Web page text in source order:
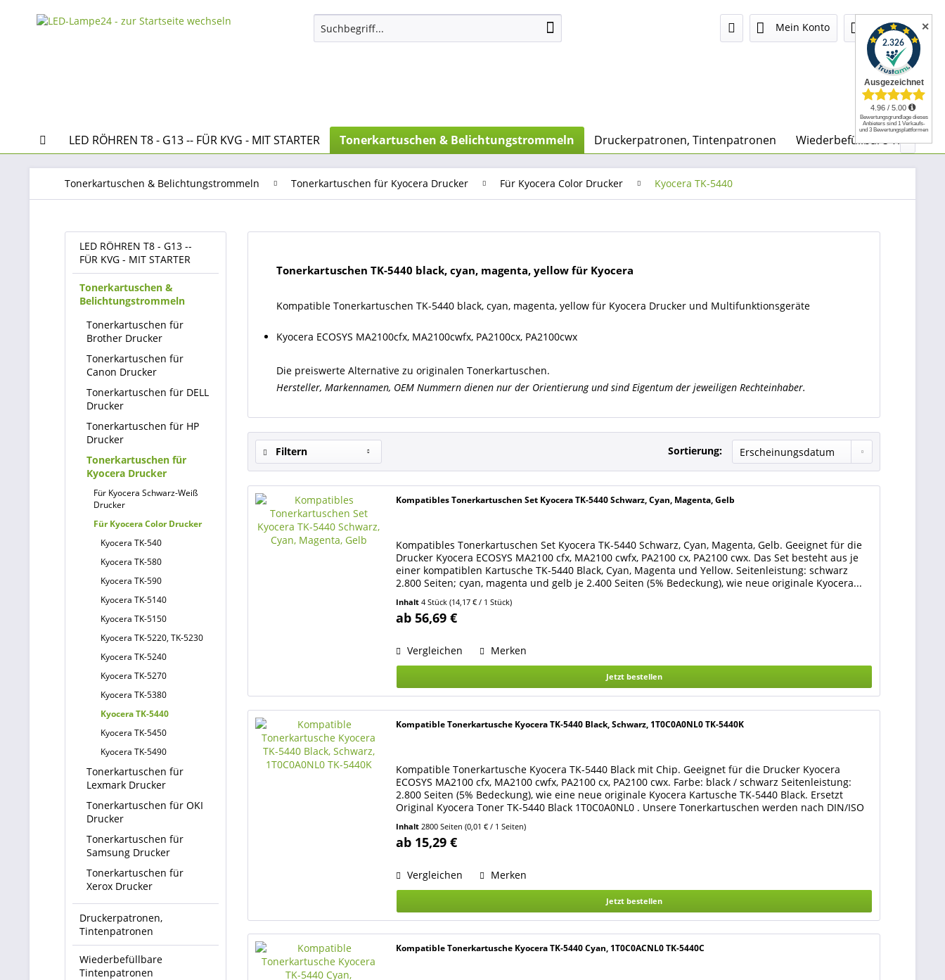
Mein Konto 0,00 €
LED RÖHREN T8 - G13 -- FÜR KVG - MIT STARTER Tonerkartuschen & Belichtungstrommeln Druckerpatronen, Tintenpatronen Wiederbefüllbare 
Tonerkartuschen & Belichtungstrommeln Tonerkartuschen für Kyocera Drucker Für Kyocera Color Drucker Kyocera TK-5440
LED RÖHREN T8 - G13 --
FÜR KVG - MIT STARTER
Tonerkartuschen &
Belichtungstrommeln
Tonerkartuschen für
Brother Drucker
Tonerkartuschen für
Canon Drucker
Tonerkartuschen für DELL
Drucker
Tonerkartuschen für HP
Drucker
Tonerkartuschen für
Kyocera Drucker
Für Kyocera Schwarz-Weiß
Drucker
Für Kyocera Color Drucker
Kyocera TK-540
Kyocera TK-580
Kyocera TK-590
Kyocera TK-5140
Kyocera TK-5150
Kyocera TK-5220, TK-5230
Kyocera TK-5240
Kyocera TK-5270
Kyocera TK-5380
Kyocera TK-5440
Kyocera TK-5450
Kyocera TK-5490
Tonerkartuschen für
Lexmark Drucker
Tonerkartuschen für OKI
Drucker
Tonerkartuschen für
Samsung Drucker
Tonerkartuschen für
Xerox Drucker
Druckerpatronen,
Tintenpatronen
Wiederbefüllbare
Tintenpatronen
Tonerkartuschen TK-5440 black, cyan, magenta, yellow für Kyocera
Kompatible Tonerkartuschen TK-5440 black, cyan, magenta, yellow für Kyocera Drucker und Multifunktionsgeräte
Kyocera ECOSYS MA2100cfx, MA2100cwfx, PA2100cx, PA2100cwx
Die preiswerte Alternative zu originalen Tonerkartuschen.
Hersteller, Markennamen, OEM Nummern dienen nur der Orientierung und sind Eigentum der jeweiligen Rechteinhaber.
Filtern Sortierung:
Kompatibles Tonerkartuschen Set Kyocera TK-5440 Schwarz, Cyan, Magenta, Gelb
Kompatibles Tonerkartuschen Set Kyocera TK-5440 Schwarz, Cyan, Magenta, Gelb. Geeignet für die
Drucker Kyocera ECOSYS MA2100 cfx, MA2100 cwfx, PA2100 cx, PA2100 cwx. Das Set besteht aus je
einer kompatiblen Kartusche TK-5440 Black, Cyan, Magenta und Yellow. Seitenleistung: schwarz
2.800 Seiten; cyan, magenta und gelb je 2.400 Seiten (5% Bedeckung), wie neue originale Kyocera...
Inhalt4 Stück(14,17 € / 1 Stück)
ab 56,69 €
Vergleichen Merken
Jetzt bestellen
Kompatible Tonerkartusche Kyocera TK-5440 Black, Schwarz, 1T0C0A0NL0 TK-5440K
Kompatible Tonerkartusche Kyocera TK-5440 Black mit Chip. Geeignet für die Drucker Kyocera
ECOSYS MA2100 cfx, MA2100 cwfx, PA2100 cx, PA2100 cwx. Farbe: black / schwarz Seitenleistung:
2.800 Seiten (5% Bedeckung), wie eine neue originale Kyocera Kartusche TK-5440 Black. Ersetzt
Original Kyocera Toner TK-5440 Black 1T0C0A0NL0 . Unsere Tonerkartuschen werden nach DIN/ISO
Inhalt 2800 Seiten(0,01 € / 1 Seiten)
ab 15,29 €
Vergleichen Merken
Jetzt bestellen
Kompatible Tonerkartusche Kyocera TK-5440 Cyan, 1T0C0ACNL0 TK-5440C
✕